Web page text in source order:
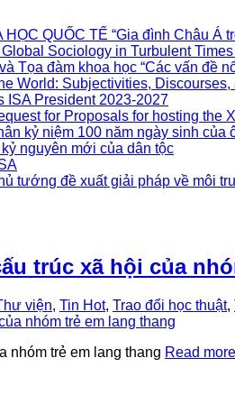
QUỐC TẾ “Gia đình Châu Á
Sociology in Turbulent
Tọa đàm khoa học “Các vấn đề
World: Subjectivities,
ISA President 2023-2027
for Proposals for hosting the
kỷ niệm 100 năm ngày sinh của
nguyên mới của dân tộc
tướng đề xuất giải pháp về môi
trúc xã hội của
viện, Tin Hot, Trao đổi học thuật,
nhóm trẻ em lang thang Read more